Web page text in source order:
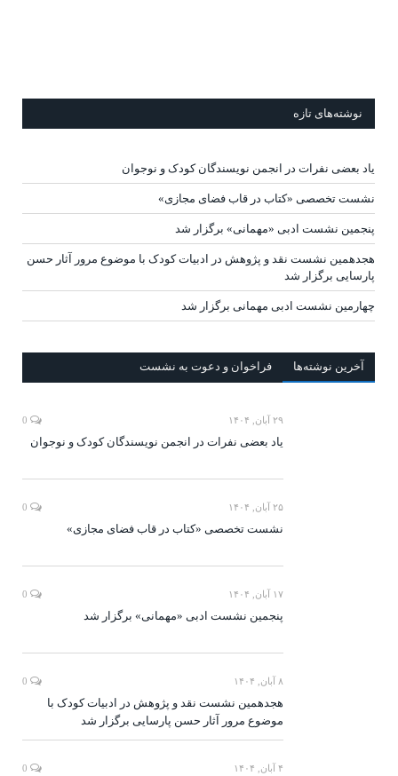
نوشته‌های تازه
یاد بعضی نفرات در انجمن نویسندگان کودک و نوجوان
نشست تخصصی «کتاب در قاب فضای مجازی»
پنجمین نشست ادبی «مهمانی» برگزار شد
هجدهمین نشست نقد و پژوهش در ادبیات کودک با موضوع مرور آثار حسن
پارسایی برگزار شد
چهارمین نشست ادبی مهمانی برگزار شد
آخرين‌ نوشته‌ها فراخوان و دعوت به نشست
۲۹ آبان, ۱۴۰۴
یاد بعضی نفرات در انجمن نویسندگان کودک و نوجوان
۲۵ آبان, ۱۴۰۴
نشست تخصصی «کتاب در قاب فضای مجازی»
۱۷ آبان, ۱۴۰۴
پنجمین نشست ادبی «مهمانی» برگزار شد
۸ آبان, ۱۴۰۴
هجدهمین نشست نقد و پژوهش در ادبیات کودک با
موضوع مرور آثار حسن پارسایی برگزار شد
۴ آبان, ۱۴۰۴